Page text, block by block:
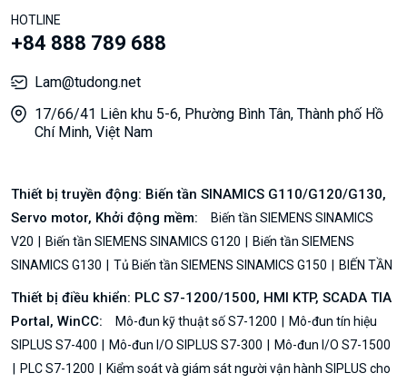
HOTLINE
+84 888 789 688
Lam@tudong.net
17/66/41 Liên khu 5-6, Phường Bình Tân, Thành phố Hồ
Chí Minh, Việt Nam
Thiết bị truyền động: Biến tần SINAMICS G110/G120/G130,
Servo motor, Khởi động mềm:
Biến tần SIEMENS SINAMICS
V20
Biến tần SIEMENS SINAMICS G120
Biến tần SIEMENS
SINAMICS G130
Tủ Biến tần SIEMENS SINAMICS G150 BIẾN TẦN
Thiết bị điều khiển: PLC S7-1200/1500, HMI KTP, SCADA TIA
Portal, WinCC:
Mô-đun kỹ thuật số S7-1200
Mô-đun tín hiệu
SIPLUS S7-400
Mô-đun I/O SIPLUS S7-300
Mô-đun I/O S7-1500
PLC S7-1200
Kiểm soát và giám sát người vận hành SIPLUS cho